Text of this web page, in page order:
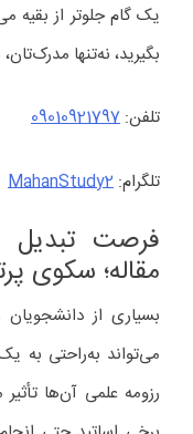
یک گام جلوتر از بقیه
بگیرید، نه‌تنها
تلفن: 09010921797
تلگرام: MahanStudy2
فرصت تبدیل
مقاله؛ سکوی
بسیاری از دانشجویان
می‌تواند به‌راحتی به
رزومه علمی آن‌ها